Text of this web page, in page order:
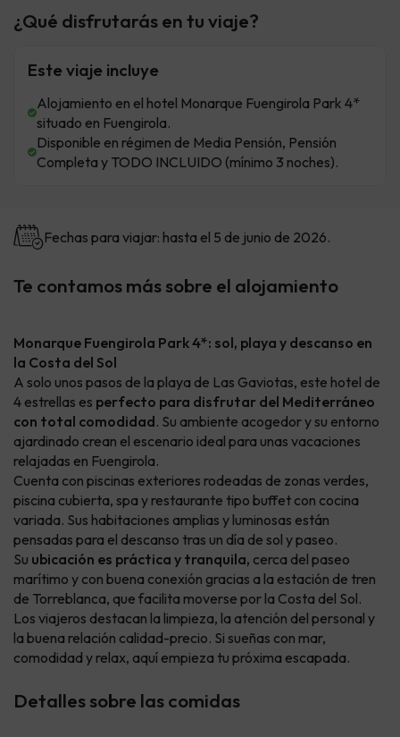
¿Qué disfrutarás en tu viaje?
Este viaje incluye
Alojamiento en el hotel Monarque Fuengirola Park 4*
situado en Fuengirola.
Disponible en régimen de Media Pensión, Pensión
Completa y TODO INCLUIDO (mínimo 3 noches).
Fechas para viajar: hasta el 5 de junio de 2026.
Te contamos más sobre el alojamiento
Monarque Fuengirola Park 4*: sol, playa y descanso en
la Costa del Sol
A solo unos pasos de la playa de Las Gaviotas, este hotel de
4 estrellas es perfecto para disfrutar del Mediterráneo
con total comodidad. Su ambiente acogedor y su entorno
ajardinado crean el escenario ideal para unas vacaciones
relajadas en Fuengirola.
Cuenta con piscinas exteriores rodeadas de zonas verdes,
piscina cubierta, spa y restaurante tipo buffet con cocina
variada. Sus habitaciones amplias y luminosas están
pensadas para el descanso tras un día de sol y paseo.
Su ubicación es práctica y tranquila, cerca del paseo
marítimo y con buena conexión gracias a la estación de tren
de Torreblanca, que facilita moverse por la Costa del Sol.
Los viajeros destacan la limpieza, la atención del personal y
la buena relación calidad-precio. Si sueñas con mar,
comodidad y relax, aquí empieza tu próxima escapada.
Detalles sobre las comidas